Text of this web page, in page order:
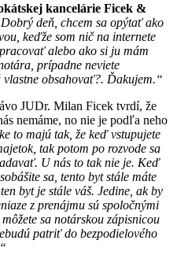
kancelárie Ficek &
„Dobrý deň, chcem sa opýtať ako
keďže som nič na internete
alebo ako si ju mám
prípadne neviete
vlastne obsahovať?. Ďakujem.“
JUDr. Milan Ficek tvrdí, že
nemáme, no nie je podľa neho
to majú tak, že keď vstupujete
tak potom po rozvode sa
U nás to tak nie je. Keď
sa, tento byt stále máte
byt je stále váš. Jedine, ak by
z prenájmu sú spoločnými
sa notárskou zápisnicou
patriť do bezpodielového